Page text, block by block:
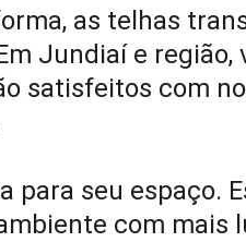
as telhas
Jundiaí e região,
satisfeitos com
para seu espaço.
com mais